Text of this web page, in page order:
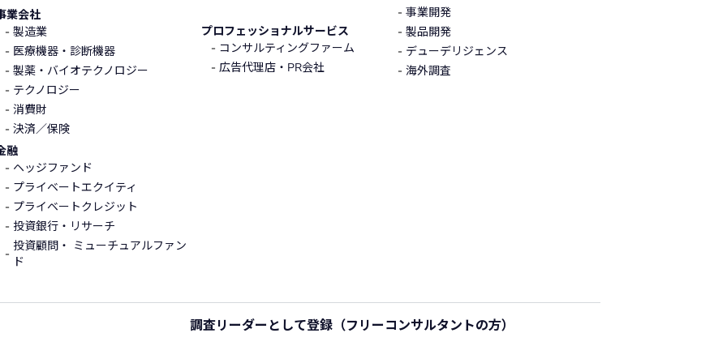
業会社
製造業
医療機器・診断機器
製薬・バイオテクノロジー
テクノロジー
消費財
決済／保険
融
ヘッジファンド
プライベートエクイティ
プライベートクレジット
投資銀行・リサーチ
投資顧問・ ミューチュアルファン
ド
プロフェッショナルサービス
コンサルティングファーム
広告代理店・PR会社
事業開発
製品開発
デューデリジェンス
海外調査
調査リーダーとして登録 （フリーコンサルタントの方）